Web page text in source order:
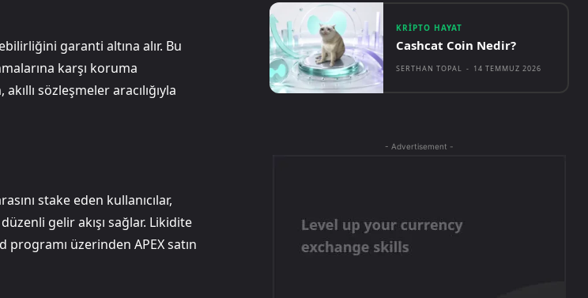
garanti altına alır. Bu
karşı koruma
sözleşmeler aracılığıyla
stake eden kullanıcılar,
gelir akışı sağlar. Likidite
programı üzerinden APEX satın
KRIPTO HAYAT
Cashcat Coin Nedir?
SERTHAN TOPAL - 14 TEMMUZ 2026
- Advertisement -